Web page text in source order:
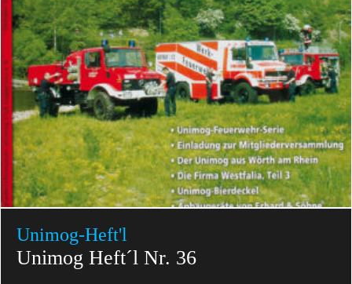
Unimog-Heft'l
Unimog Heft´l Nr. 36